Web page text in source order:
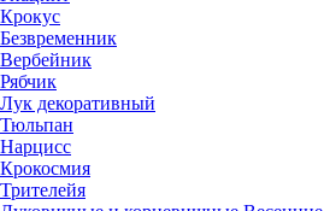
Крокус
Безвременник
Вербейник
Рябчик
Лук декоративный
Тюльпан
Нарцисс
Крокосмия
Трителейя